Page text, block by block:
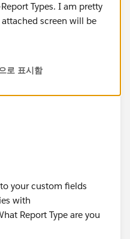
로 표시함
your custom fields
with
Report Type are you